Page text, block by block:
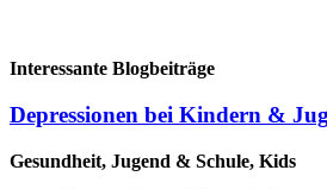
Interessante Blogbeiträge
Depressionen bei Kindern &
Gesundheit, Jugend & Schule, Kids